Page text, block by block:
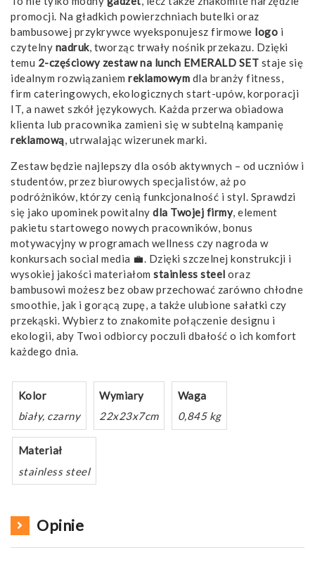
promocji. Na gładkich powierzchniach butelki oraz
bambusowej przykrywce wyeksponujesz firmowe logo i
czytelny nadruk, tworząc trwały nośnik przekazu. Dzięki
temu 2-częściowy zestaw na lunch EMERALD SET staje się
idealnym rozwiązaniem reklamowym dla branży fitness,
firm cateringowych, ekologicznych start-upów, korporacji
IT, a nawet szkół językowych. Każda przerwa obiadowa
klienta lub pracownika zamieni się w subtelną kampanię
reklamową, utrwalając wizerunek marki.
Zestaw będzie najlepszy dla osób aktywnych – od uczniów i
studentów, przez biurowych specjalistów, aż po
podróżników, którzy cenią funkcjonalność i styl. Sprawdzi
się jako upominek powitalny dla Twojej firmy, element
pakietu startowego nowych pracowników, bonus
motywacyjny w programach wellness czy nagroda w
konkursach social media 💼. Dzięki szczelnej konstrukcji i
wysokiej jakości materiałom stainless steel oraz
bambusowi możesz bez obaw przechować zarówno chłodne
smoothie, jak i gorącą zupę, a także ulubione sałatki czy
przekąski. Wybierz to znakomite połączenie designu i
ekologii, aby Twoi odbiorcy poczuli dbałość o ich komfort
każdego dnia.
Kolor
biały, czarny
Wymiary
22x23x7cm
Waga
0,845 kg
Materiał
stainless steel
Opinie